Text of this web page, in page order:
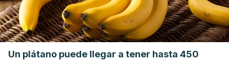
Un plátano puede llegar a tener hasta 450